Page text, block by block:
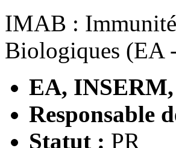
IMAB :
Biologiques (EA
EA,
Responsable
Statut : PR